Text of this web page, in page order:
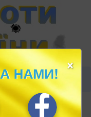
×
НАМИ!